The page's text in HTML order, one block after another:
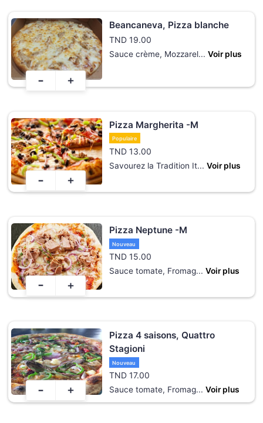
Beancaneva, Pizza blanche
TND 19.00
Sauce crème, Mozzarel... Voir plus
- +
Pizza Margherita -M
Populaire
TND 13.00
Savourez la Tradition It... Voir plus
- +
Pizza Neptune -M
Nouveau
TND 15.00
Sauce tomate, Fromag... Voir plus
- +
Pizza 4 saisons, Quattro
Stagioni
Nouveau
TND 17.00
Sauce tomate, Fromag... Voir plus
- +